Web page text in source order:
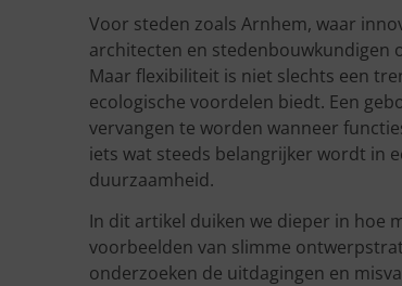
Voor steden zoals Arnhem, waar
architecten en stedenbouwkundigen
Maar flexibiliteit is niet slechts een
ecologische voordelen biedt. Een
vervangen te worden wanneer
iets wat steeds belangrijker wordt in
duurzaamheid.
In dit artikel duiken we dieper in hoe
voorbeelden van slimme
onderzoeken de uitdagingen en